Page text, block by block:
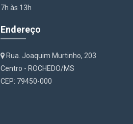
7h às 13h
Endereço
Rua. Joaquim Murtinho, 203
Centro - ROCHEDO/MS
CEP: 79450-000